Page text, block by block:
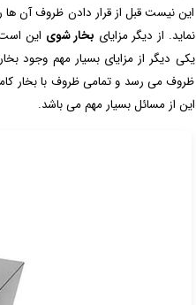
این نیست قبل از قرار دادن ظروف آن ها
نماید. از دیگر مزایای بخار شوی این
یکی دیگر از مزایای بسیار مهم وجود
ظروف می رسد و تمامی ظروف با بخار
این از مسائل بسیار مهم می باشد.